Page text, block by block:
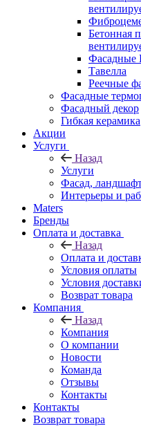
Бетонная
Фасадные
Тавелла
Реечные
Фасадные
Фасадный декор
Гибкая керамика
Акции
Услуги
Назад
Услуги
Фасад,
Интерьеры и
Maters
Бренды
Оплата и доставка
Назад
Оплата и
Условия оплаты
Условия
Возврат товара
Компания
Назад
Компания
О компании
Новости
Команда
Отзывы
Контакты
Контакты
Возврат товара